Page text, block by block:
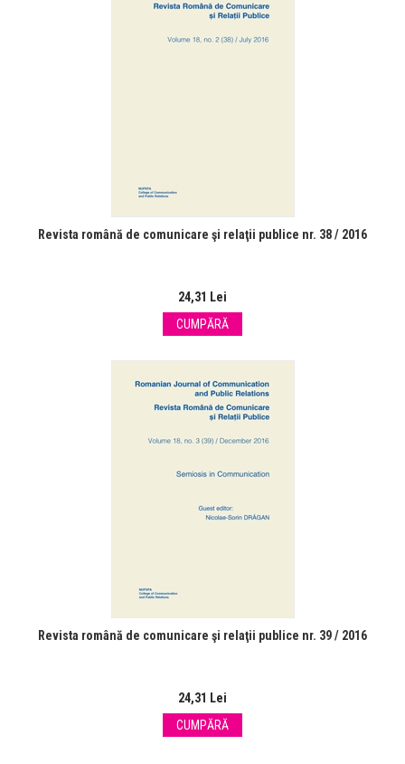
Revista română de comunicare şi relaţii publice nr. 38 / 2016
24,31 Lei
CUMPĂRĂ
Revista română de comunicare şi relaţii publice nr. 39 / 2016
24,31 Lei
CUMPĂRĂ